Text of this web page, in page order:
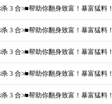
合≯■帮助你翻身致富！暴富猛料！
合≯■帮助你翻身致富！暴富猛料！
合≯■帮助你翻身致富！暴富猛料！
合≯■帮助你翻身致富！暴富猛料！
合≯■帮助你翻身致富！暴富猛料！